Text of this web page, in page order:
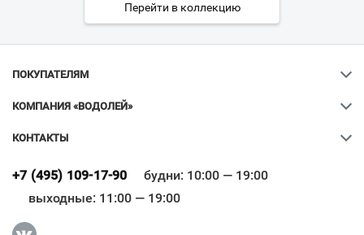
Перейти в коллекцию
ПОКУПАТЕЛЯМ
КОМПАНИЯ «ВОДОЛЕЙ»
КОНТАКТЫ
+7 (495) 109-17-90
будни: 10:00 — 19:00
выходные: 11:00 — 19:00
Всё верно